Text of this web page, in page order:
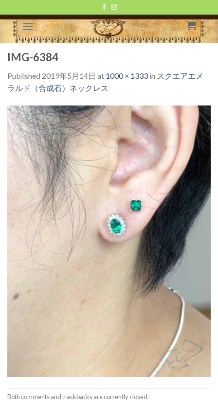
to
content
IMG-6384
Published 2019年5月14日 at 1000 × 1333 in スクエアエメ
ラルド（合成石）ネックレス
Both comments and trackbacks are currently closed.